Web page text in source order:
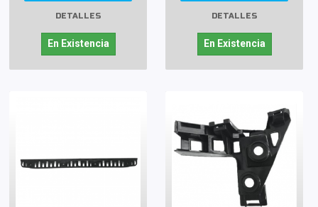
DETALLES
En Existencia
DETALLES
En Existencia